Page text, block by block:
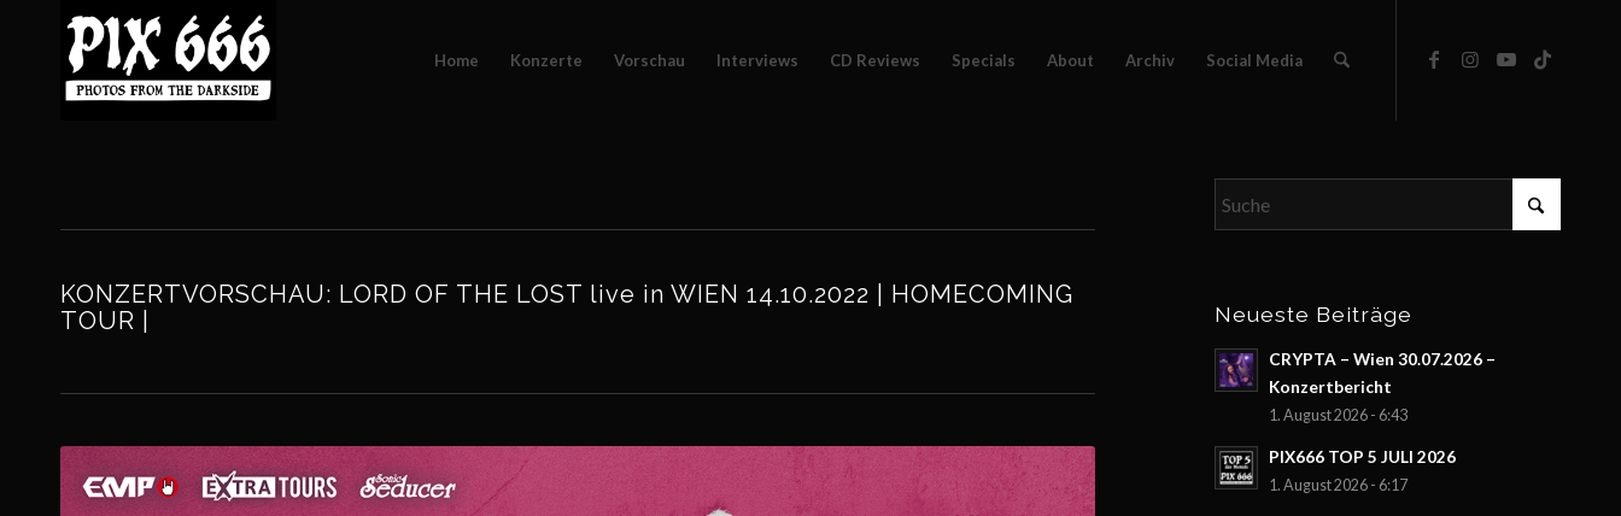
Home Konzerte Vorschau Interviews CD Reviews Specials About Archiv Social Media
KONZERTVORSCHAU: LORD OF THE LOST live in WIEN 14.10.2022 | HOMECOMING
TOUR |
Neueste Beiträge
CRYPTA – Wien 30.07.2026 –
Konzertbericht
1. August 2026 - 6:43
PIX666 TOP 5 JULI 2026
1. August 2026 - 6:17